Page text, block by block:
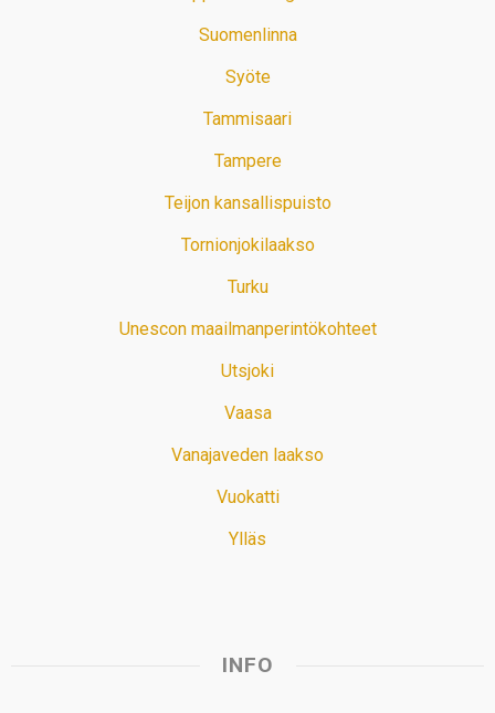
Suomenlinna
Syöte
Tammisaari
Tampere
Teijon kansallispuisto
Tornionjokilaakso
Turku
Unescon maailmanperintökohteet
Utsjoki
Vaasa
Vanajaveden laakso
Vuokatti
Ylläs
INFO